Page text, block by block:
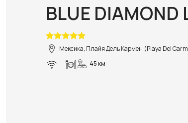
BLUE DIAMOND
Мексика, Плайя Дель Кармен (Playa Del
45 км